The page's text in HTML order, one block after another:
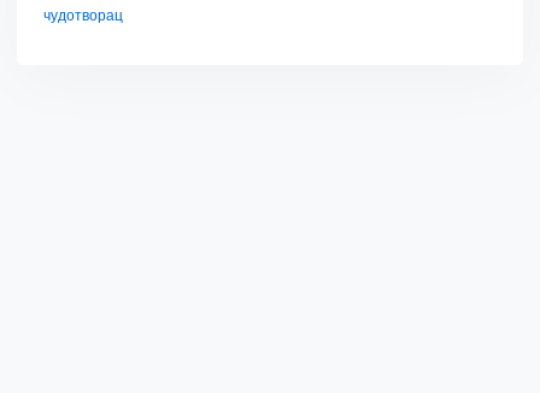
чудотворац